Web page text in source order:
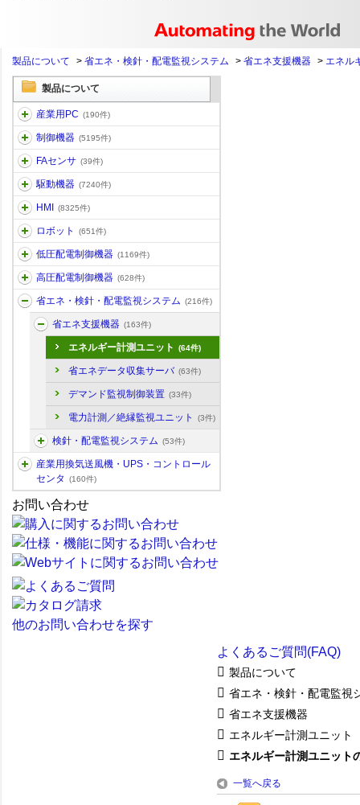
製品について > 省エネ・検針・配電監視システム > 省エネ支援機器 > エネル
製品について
産業用PC (190件)
制御機器 (5195件)
FAセンサ (39件)
駆動機器 (7240件)
HMI (8325件)
ロボット (651件)
低圧配電制御機器 (1169件)
高圧配電制御機器 (628件)
省エネ・検針・配電監視システム (216件)
省エネ支援機器 (163件)
エネルギー計測ユニット (64件)
省エネデータ収集サーバ (63件)
デマンド監視制御装置 (33件)
電力計測／絶縁監視ユニット (3件)
検針・配電監視システム (53件)
産業用換気送風機・UPS・コントロール
センタ
(160件)
お問い合わせ
他のお問い合わせを探す
よくあるご質問(FAQ)
製品について
省エネ・検針・配電監視
省エネ支援機器
エネルギー計測ユニット
エネルギー計測ユニット
一覧へ戻る